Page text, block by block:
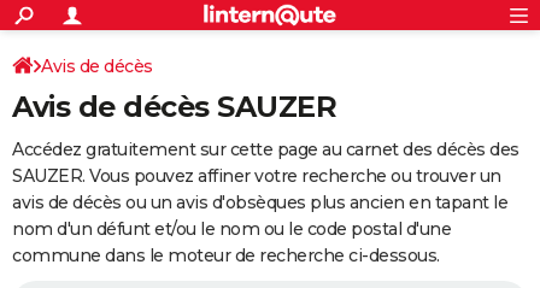
ACTUALITÉS
Politique
Société
Faits Divers
Education
Monde
Villes
+
SPORT
Coupe du monde 2026
Football
Tennis
Cyclisme
Rugby
Forum
Programme TV
TNT
Streaming
Cinéma
Sorties cinéma
Musique
+
FINANCE
Retraite
Epargne
Immobilier
Risques naturels par ville
Banque
Assurance
AUTO
Essais
Réserver un essai
Citadines
Berlines
SUV
Forum auto
+
Avis de décès
Avis de décès SAUZER
Accédez gratuitement sur cette page au carnet des décès des
SAUZER. Vous pouvez affiner votre recherche ou trouver un
avis de décès ou un avis d'obsèques plus ancien en tapant le
nom d'un défunt et/ou le nom ou le code postal d'une
commune dans le moteur de recherche ci-dessous.